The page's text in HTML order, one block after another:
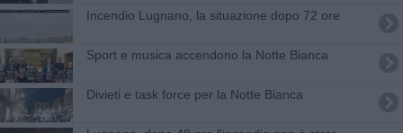
Incendio Lugnano, la situazione dopo 72 ore
Sport e musica accendono la Notte Bianca
Divieti e task force per la Notte Bianca